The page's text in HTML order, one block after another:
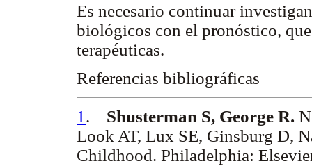
Es necesario continuar
biológicos con el pronóstico,
terapéuticas.
Referencias bibliográficas
1. Shusterman S, George R.
Look AT, Lux SE, Ginsburg D,
Childhood. Philadelphia: